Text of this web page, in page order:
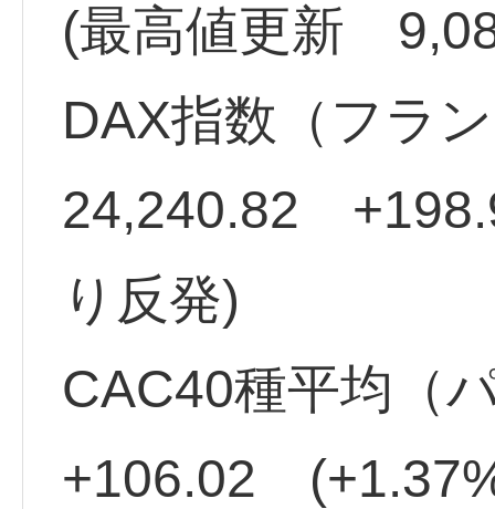
(最高値更新
DAX指数（フラ
24,240.82
り反発)
CAC40種平均
+106.02